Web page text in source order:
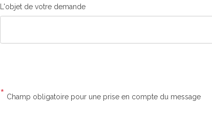
L'objet de votre demande
* Champ obligatoire pour une prise en compte du message